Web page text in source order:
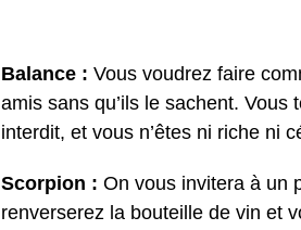
Balance : Vous voudrez faire
amis sans qu’ils le sachent.
interdit, et vous n’êtes ni riche ni
Scorpion : On vous invitera à un
renverserez la bouteille de vin et